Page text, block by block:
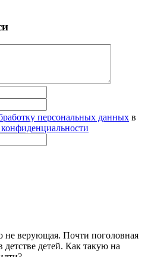
персональных данных в
не верующая. Почти поголовная
детей. Как такую на